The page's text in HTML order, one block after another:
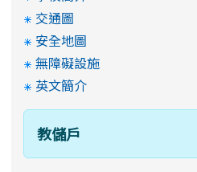
交通圖
安全地圖
無障礙設施
英文簡介
教儲戶